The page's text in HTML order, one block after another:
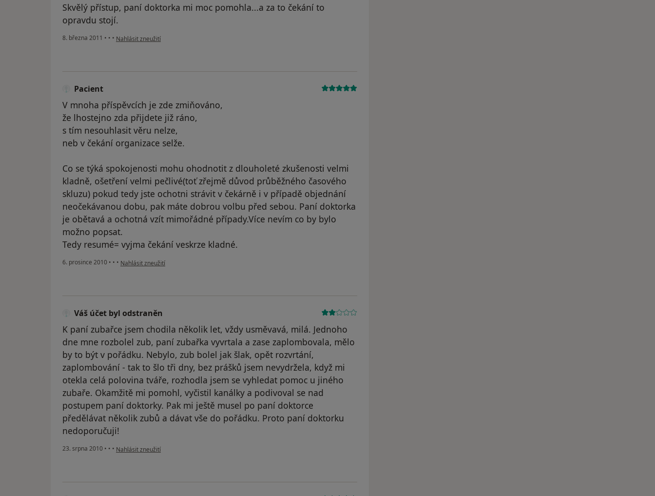
Skvělý přístup, paní doktorka mi moc pomohla...a za to čekání to
opravdu stojí.
8. března 2011 • • • podle názoru uživatele Pacient
Nahlásit zneužití
Pacient
V mnoha příspěvcích je zde zmiňováno,
že lhostejno zda přijdete již ráno,
s tím nesouhlasit věru nelze,
neb v čekání organizace selže.
Co se týká spokojenosti mohu ohodnotit z dlouholeté zkušenosti velmi
kladně, ošetření velmi pečlivé(toť zřejmě důvod průběžného časového
skluzu) pokud tedy jste ochotni strávit v čekárně i v případě objednání
neočekávanou dobu, pak máte dobrou volbu před sebou. Paní doktorka
je obětavá a ochotná vzít mimořádné případy.Více nevím co by bylo
možno popsat.
Tedy resumé= vyjma čekání veskrze kladné.
6. prosince 2010 • • • podle názoru uživatele Pacient
Nahlásit zneužití
Váš účet byl odstraněn
K paní zubařce jsem chodila několik let, vždy usměvavá, milá. Jednoho
dne mne rozbolel zub, paní zubařka vyvrtala a zase zaplombovala, mělo
by to být v pořádku. Nebylo, zub bolel jak šlak, opět rozvrtání,
zaplombování - tak to šlo tři dny, bez prášků jsem nevydržela, když mi
otekla celá polovina tváře, rozhodla jsem se vyhledat pomoc u jiného
zubaře. Okamžitě mi pomohl, vyčistil kanálky a podivoval se nad
postupem paní doktorky. Pak mi ještě musel po paní doktorce
předělávat několik zubů a dávat vše do pořádku. Proto paní doktorku
nedoporučuji!
23. srpna 2010 • • • podle názoru uživatele Váš účet byl odstraněn
Nahlásit zneužití